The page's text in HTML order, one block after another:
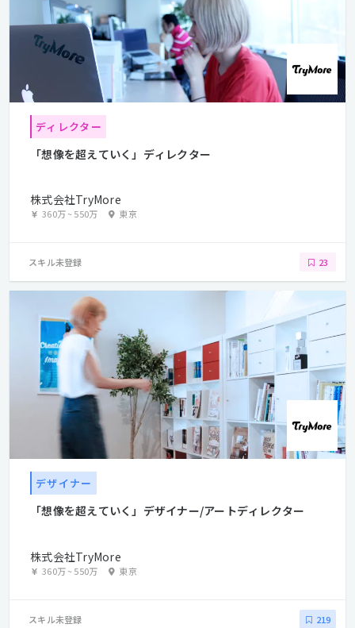
ディレクター
「想像を超えていく」ディレクター
株式会社TryMore
360万~550万 東京
スキル未登録 23
デザイナー
「想像を超えていく」デザイナー/アートディレクター
株式会社TryMore
360万~550万 東京
スキル未登録 219